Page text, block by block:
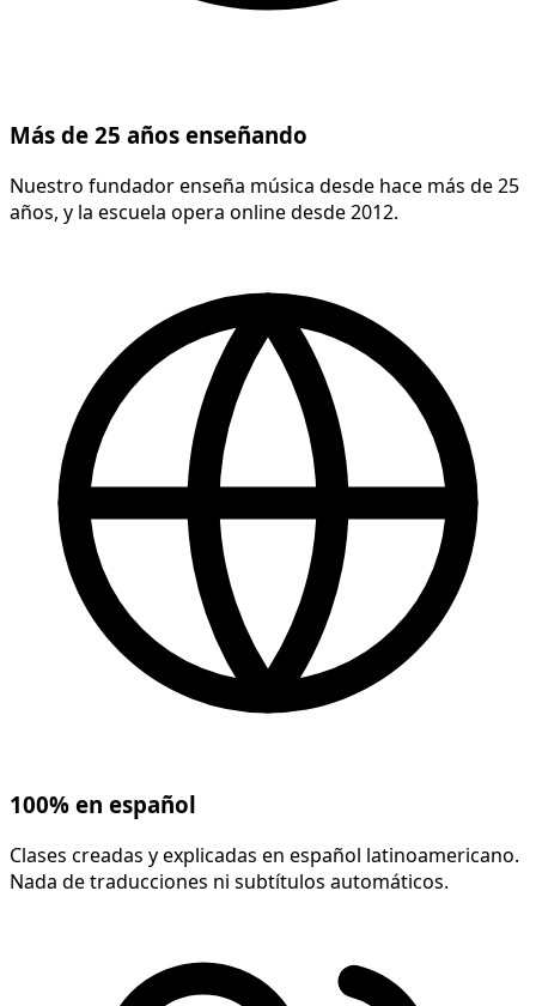
Más de 25 años enseñando
Nuestro fundador enseña música desde hace más de 25
años, y la escuela opera online desde 2012.
100% en español
Clases creadas y explicadas en español latinoamericano.
Nada de traducciones ni subtítulos automáticos.